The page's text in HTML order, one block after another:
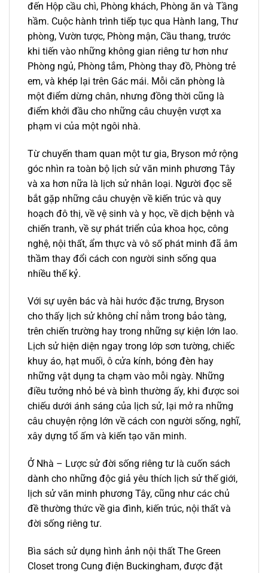
đến Hộp cầu chì, Phòng khách, Phòng ăn và Tầng
hầm. Cuộc hành trình tiếp tục qua Hành lang, Thư
phòng, Vườn tược, Phòng mận, Cầu thang, trước
khi tiến vào những không gian riêng tư hơn như
Phòng ngủ, Phòng tắm, Phòng thay đồ, Phòng trẻ
em, và khép lại trên Gác mái. Mỗi căn phòng là
một điểm dừng chân, nhưng đồng thời cũng là
điểm khởi đầu cho những câu chuyện vượt xa
phạm vi của một ngôi nhà.
Từ chuyến tham quan một tư gia, Bryson mở rộng
góc nhìn ra toàn bộ lịch sử văn minh phương Tây
và xa hơn nữa là lịch sử nhân loại. Người đọc sẽ
bắt gặp những câu chuyện về kiến trúc và quy
hoạch đô thị, về vệ sinh và y học, về dịch bệnh và
chiến tranh, về sự phát triển của khoa học, công
nghệ, nội thất, ẩm thực và vô số phát minh đã âm
thầm thay đổi cách con người sinh sống qua
nhiều thế kỷ.
Với sự uyên bác và hài hước đặc trưng, Bryson
cho thấy lịch sử không chỉ nằm trong bảo tàng,
trên chiến trường hay trong những sự kiện lớn lao.
Lịch sử hiện diện ngay trong lớp sơn tường, chiếc
khuy áo, hạt muối, ô cửa kính, bóng đèn hay
những vật dụng ta chạm vào mỗi ngày. Những
điều tưởng nhỏ bé và bình thường ấy, khi được soi
chiếu dưới ánh sáng của lịch sử, lại mở ra những
câu chuyện rộng lớn về cách con người sống, nghĩ,
xây dựng tổ ấm và kiến tạo văn minh.
Ở Nhà – Lược sử đời sống riêng tư là cuốn sách
dành cho những độc giả yêu thích lịch sử thế giới,
lịch sử văn minh phương Tây, cũng như các chủ
đề thường thức về gia đình, kiến trúc, nội thất và
đời sống riêng tư.
Bìa sách sử dụng hình ảnh nội thất The Green
Closet trong Cung điện Buckingham, được đặt